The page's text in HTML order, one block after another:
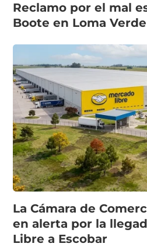
Reclamo por el mal
Boote en Loma Verde
La Cámara de
en alerta por la
Libre a Escobar